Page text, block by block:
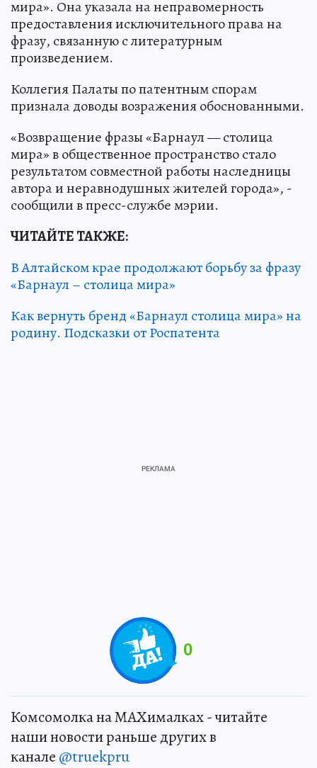
мира». Она указала на неправомерность
предоставления исключительного права на
фразу, связанную с литературным
произведением.
Коллегия Палаты по патентным спорам
признала доводы возражения обоснованными.
«Возвращение фразы «Барнаул — столица
мира» в общественное пространство стало
результатом совместной работы наследницы
автора и неравнодушных жителей города», -
сообщили в пресс-службе мэрии.
ЧИТАЙТЕ ТАКЖЕ:
В Алтайском крае продолжают борьбу за фразу
«Барнаул – столица мира»
Как вернуть бренд «Барнаул столица мира» на
родину. Подсказки от Роспатента
0
Комсомолка на MAXималках - читайте
наши новости раньше других в
канале @truekpru